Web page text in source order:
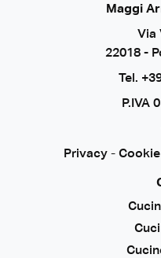
Maggi
Via
22018 -
Tel.
P.IVA
Privacy - Cookie